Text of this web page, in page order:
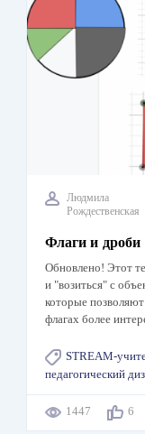
Людмила
Рождественская
Флаги и дроби
Обновлено! Этот
и "возиться" с
которые
флагах более
STREAM-
педагогический
1447 6